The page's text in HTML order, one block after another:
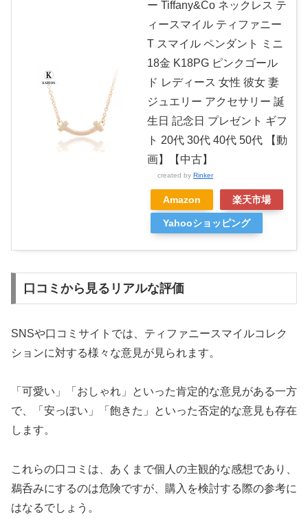
ー Tiffany&Co ネックレス テ
ィースマイル ティファニー
T スマイル ペンダント ミニ
18金 K18PG ピンクゴール
ド レディース 女性 彼女 妻
ジュエリー アクセサリー 誕
生日 記念日 プレゼント ギフ
ト 20代 30代 40代 50代 【動
画】【中古】
created by Rinker
Amazon 楽天市場
Yahooショッピング
口コミから見るリアルな評価
SNSや口コミサイトでは、ティファニースマイルコレク
ションに対する様々な意見が見られます。
「可愛い」「おしゃれ」といった肯定的な意見がある一方
で、「安っぽい」「飽きた」といった否定的な意見も存在
します。
これらの口コミは、あくまで個人の主観的な感想であり、
鵜呑みにするのは危険ですが、購入を検討する際の参考に
はなるでしょう。